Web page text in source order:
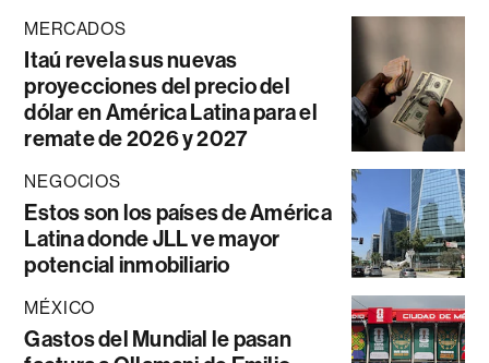
MERCADOS
Itaú revela sus nuevas
proyecciones del precio del
dólar en América Latina para el
remate de 2026 y 2027
NEGOCIOS
Estos son los países de América
Latina donde JLL ve mayor
potencial inmobiliario
MÉXICO
Gastos del Mundial le pasan